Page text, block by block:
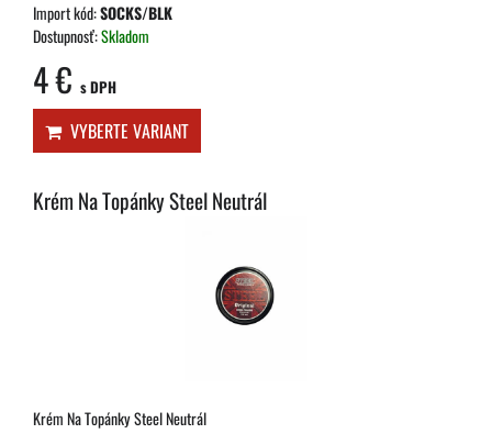
Import kód:SOCKS/BLK
Dostupnosť:Skladom
4 € s DPH
VYBERTE VARIANT
Krém Na Topánky Steel Neutrál
Krém Na Topánky Steel Neutrál